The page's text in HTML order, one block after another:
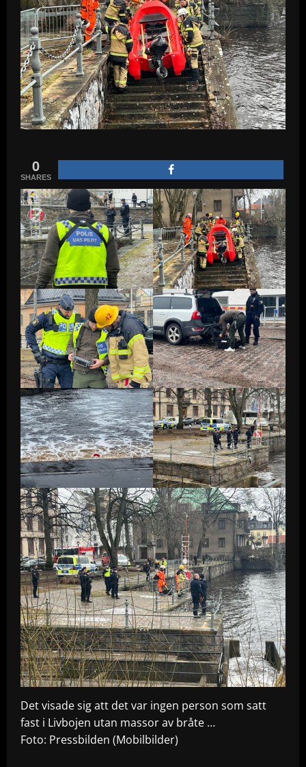
0
SHARES
Det visade sig att det var ingen person som satt
fast i Livbojen utan massor av bråte …
Foto: Pressbilden (Mobilbilder)